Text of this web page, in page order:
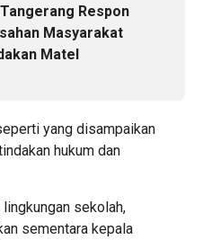
Respon
Masyarakat
Matel
yang disampaikan
hukum dan
sekolah,
sementara kepala